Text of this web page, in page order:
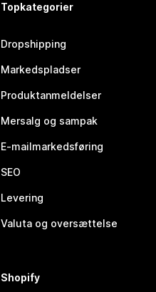
Topkategorier
Dropshipping
Markedspladser
Produktanmeldelser
Mersalg og sampak
E-mailmarkedsføring
SEO
Levering
Valuta og oversættelse
Shopify